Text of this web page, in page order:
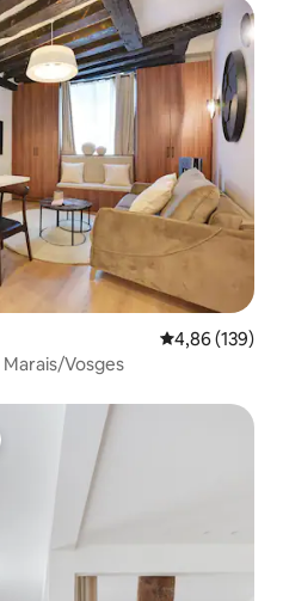
4,86 af 5 í
4,86 (139)
Marais/Vosges